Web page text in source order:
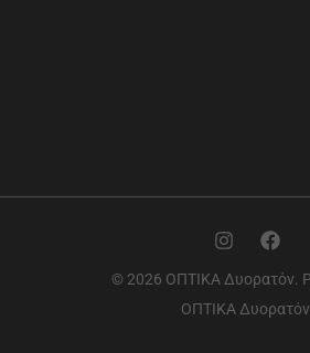
© 2026 ΟΠΤΙΚΑ Δυορατόν.
ΟΠΤΙΚΑ Δυορατόν.